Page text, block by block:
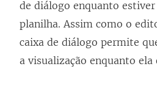
de diálogo enquanto
planilha. Assim como o
caixa de diálogo permite
a visualização enquanto ela